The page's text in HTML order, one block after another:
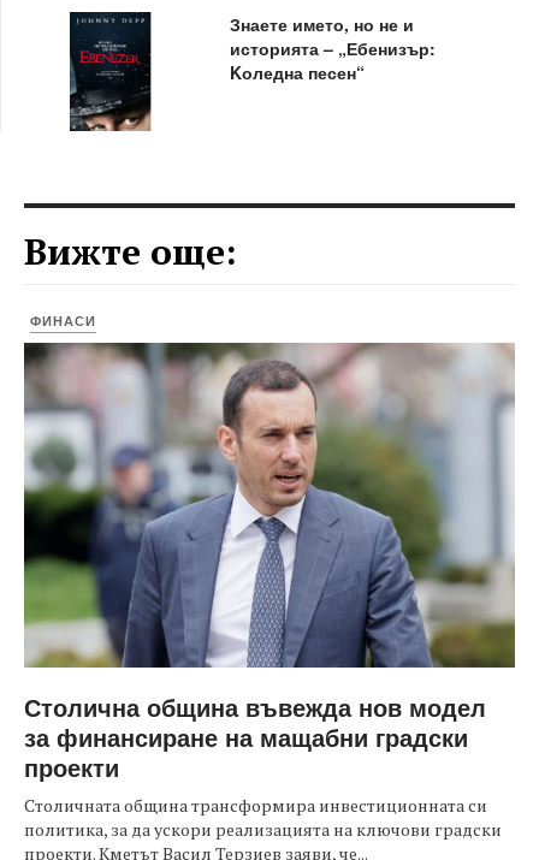
Знаете името, но не и
историята – „Ебенизър:
Kоледна песен“
Вижте още:
ФИНАСИ
Столична община въвежда нов модел
за финансиране на мащабни градски
проекти
Столичната община трансформира инвестиционната си
политика, за да ускори реализацията на ключови градски
проекти. Кметът Васил Терзиев заяви, че...